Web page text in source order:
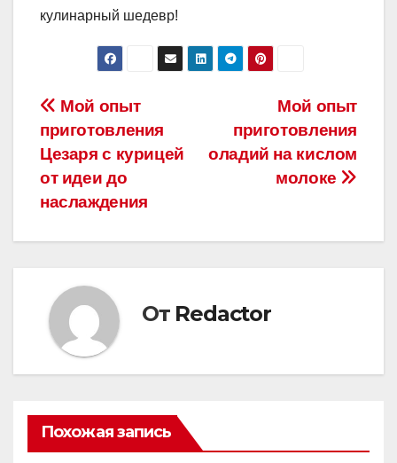
кулинарный шедевр!
Навигация
по
записям
Мой опыт
приготовления
оладий на кислом
молоке
Мой опыт
приготовления
Цезаря с курицей
от идеи до
наслаждения
От Redactor
Похожая запись